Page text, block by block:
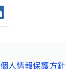
個人情報保護方針